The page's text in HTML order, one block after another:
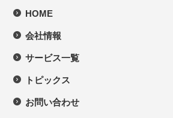
HOME
会社情報
サービス一覧
トピックス
お問い合わせ